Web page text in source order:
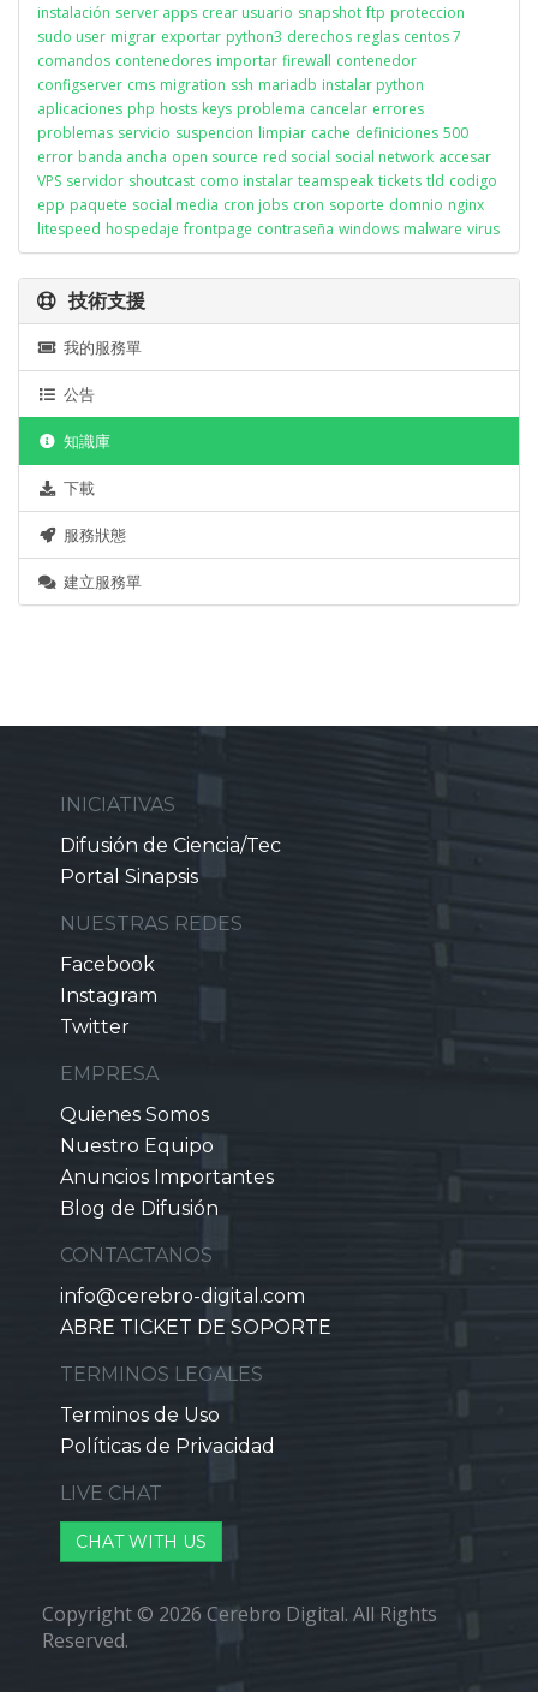
instalación server apps crear usuario snapshot ftp proteccion
sudo user migrar exportar python3 derechos reglas centos 7
comandos contenedores importar firewall contenedor
configserver cms migration ssh mariadb instalar python
aplicaciones php hosts keys problema cancelar errores
problemas servicio suspencion limpiar cache definiciones 500
error banda ancha open source red social social network accesar
VPS servidor shoutcast como instalar teamspeak tickets tld codigo
epp paquete social media cron jobs cron soporte domnio nginx
litespeed hospedaje frontpage contraseña windows malware virus
技術支援
我的服務單
公告
知識庫
下載
服務狀態
建立服務單
INICIATIVAS
Difusión de Ciencia/Tec
Portal Sinapsis
NUESTRAS REDES
Facebook
Instagram
Twitter
EMPRESA
Quienes Somos
Nuestro Equipo
Anuncios Importantes
Blog de Difusión
CONTACTANOS
info@cerebro-digital.com
ABRE TICKET DE SOPORTE
TERMINOS LEGALES
Terminos de Uso
Políticas de Privacidad
LIVE CHAT
CHAT WITH US
Copyright © 2026 Cerebro Digital. All Rights
Reserved.